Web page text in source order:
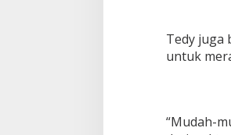
Tedy juga
untuk
“Mudah-